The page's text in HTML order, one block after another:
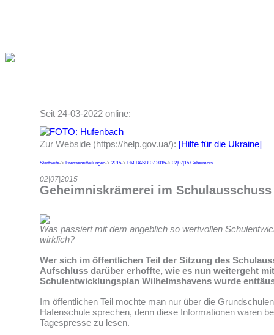
Seit 24-03-2022 online:
Zur Webside (https://help.gov.ua/): [Hilfe für die Ukraine]
Startseite-> Pressemitteilungen-> 2015-> PM BASU 07 2015-> 02|07|15 Geheimnis
02|07|2015
Geheimniskrämerei im Schulausschuss
Was passiert mit dem angeblich so wertvollen
wirklich?
Wer sich im öffentlichen Teil der Sitzung des
Aufschluss darüber erhoffte, wie es nun weitergeht
Schulentwicklungsplan Wilhelmshavens wurde
Im öffentlichen Teil mochte man nur über die
Hafenschule sprechen, denn diese Informationen waren
Tagespresse zu lesen.